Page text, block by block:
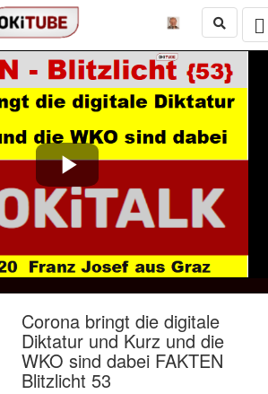
Play
Video
Corona bringt die digitale
Diktatur und Kurz und die
WKO sind dabei FAKTEN
Blitzlicht 53